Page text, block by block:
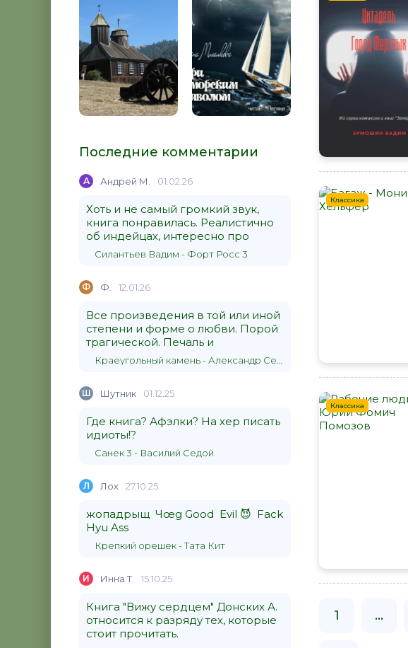
Последние комментарии
А Андрей М. 01.02.26
Хоть и не самый громкий звук,
книга понравилась. Реалистично
об индейцах, интересно про
Силантьев Вадим - Форт Росс 3
Ф Ф. 12.01.26
Все произведения в той или иной
степени и форме о любви. Порой
трагической. Печаль и
Ш Шутник 01.12.25
Где книга? Афэлки? На хер писать
идиоты!?
Санек 3 - Василий Седой
Л Лох 27.10.25
жопадрыщ Чœg Good Evil 😈 Fack
Hyu Ass
Крепкий орешек - Тата Кит
И Инна Т. 15.10.25
Книга "Вижу сердцем" Донских А.
относится к разряду тех, которые
стоит прочитать.
Классика
Классика
1 ...